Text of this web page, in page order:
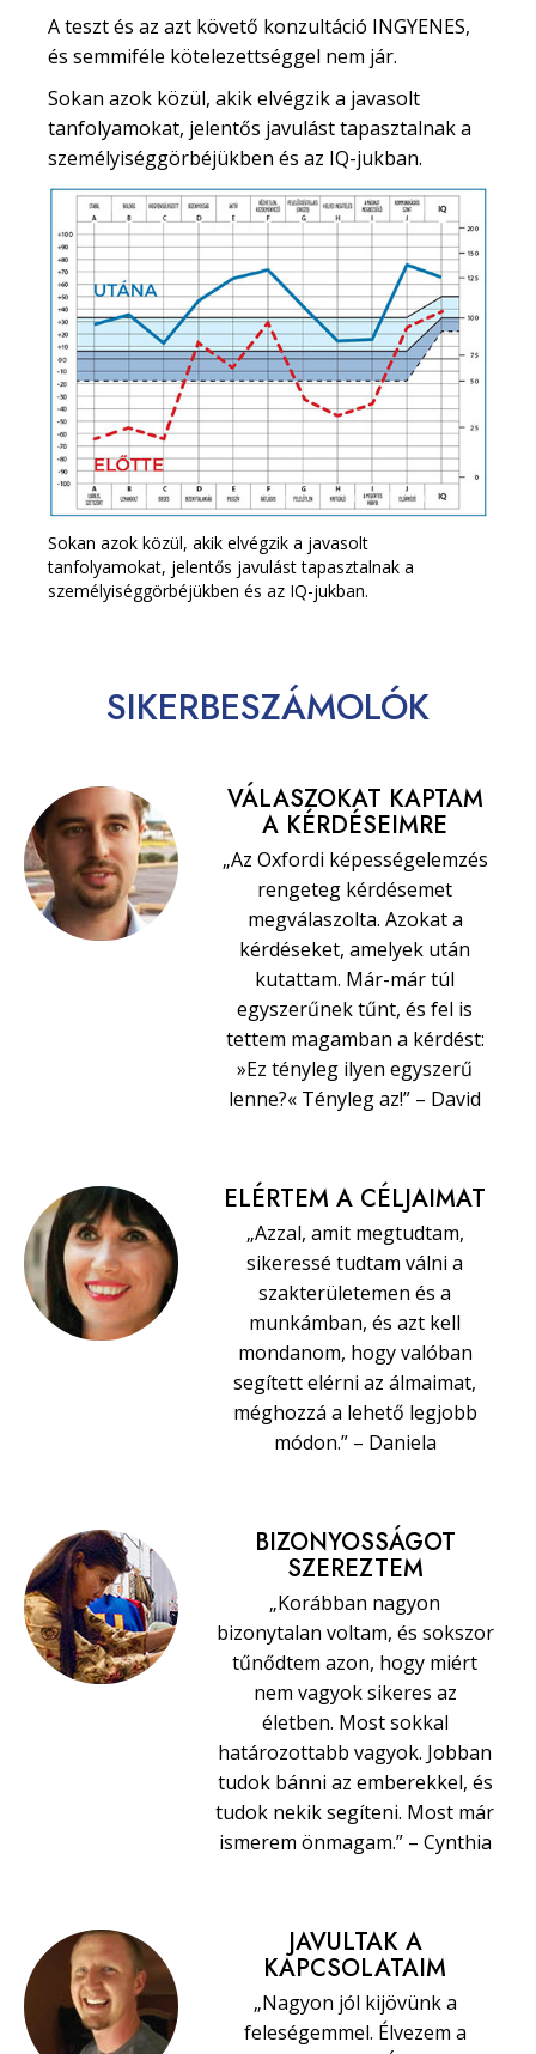
A teszt és az azt követő konzultáció INGYENES,
és semmiféle kötelezettséggel nem jár.
Sokan azok közül, akik elvégzik a javasolt
tanfolyamokat, jelentős javulást tapasztalnak a
személyiséggörbéjükben és az IQ-jukban.
Sokan azok közül, akik elvégzik a javasolt
tanfolyamokat, jelentős javulást tapasztalnak a
személyiséggörbéjükben és az IQ-jukban.
SIKERBESZÁMOLÓK
VÁLASZOKAT KAPTAM
A KÉRDÉSEIMRE
„Az Oxfordi képességelemzés
rengeteg kérdésemet
megválaszolta. Azokat a
kérdéseket, amelyek után
kutattam. Már-már túl
egyszerűnek tűnt, és fel is
tettem magamban a kérdést:
»Ez tényleg ilyen egyszerű
lenne?« Tényleg az!” – David
ELÉRTEM A CÉLJAIMAT
„Azzal, amit megtudtam,
sikeressé tudtam válni a
szakterületemen és a
munkámban, és azt kell
mondanom, hogy valóban
segített elérni az álmaimat,
méghozzá a lehető legjobb
módon.” – Daniela
BIZONYOSSÁGOT
SZEREZTEM
„Korábban nagyon
bizonytalan voltam, és sokszor
tűnődtem azon, hogy miért
nem vagyok sikeres az
életben. Most sokkal
határozottabb vagyok. Jobban
tudok bánni az emberekkel, és
tudok nekik segíteni. Most már
ismerem önmagam.” – Cynthia
JAVULTAK A
KAPCSOLATAIM
„Nagyon jól kijövünk a
feleségemmel. Élvezem a